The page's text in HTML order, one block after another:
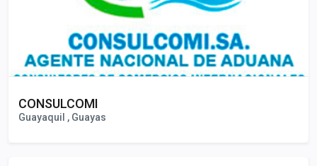
CONSULCOMI
Guayaquil , Guayas